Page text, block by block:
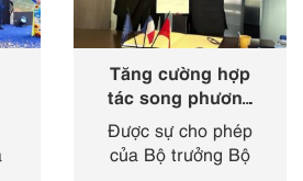
Tăng cường hợp
tác song phương
giữa Cục Sở hữu
trí tuệ với Viện
Sở hữu công
Được sự cho phép
của Bộ trưởng Bộ